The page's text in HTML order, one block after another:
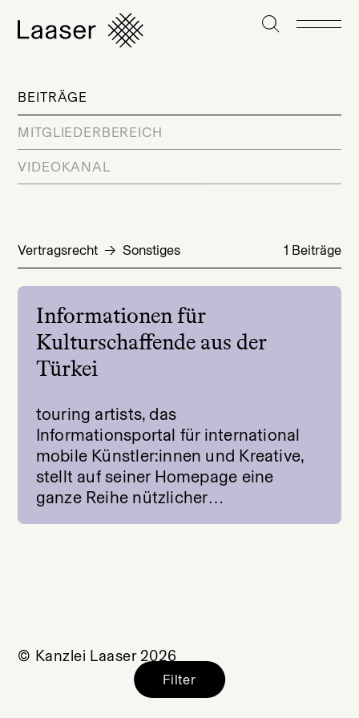
BEITRÄGE
MITGLIEDERBEREICH
VIDEOKANAL
Vertragsrecht Sonstiges 1 Beiträge
Informationen für
Kulturschaffende aus der
Türkei
touring artists, das
Informationsportal für international
mobile Künstler:innen und Kreative,
stellt auf seiner Homepage eine
ganze Reihe nützlicher…
Filter
© Kanzlei Laaser 2026